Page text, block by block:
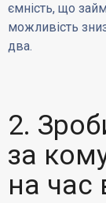
ємність, що
можливість
два.
2.
за
на час